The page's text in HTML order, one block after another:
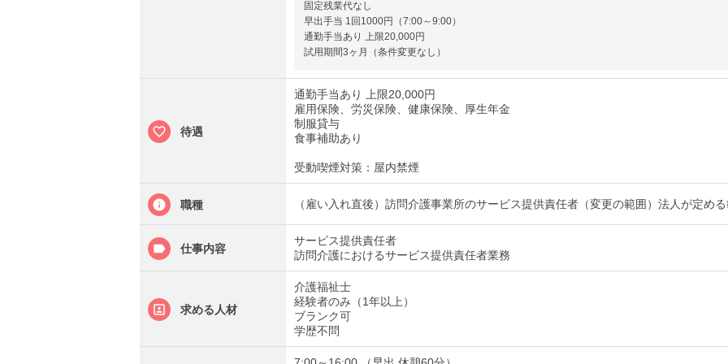
固定残業代なし
早出手当 1回1000円（7:00～9:00）
通勤手当あり 上限20,000円
試用期間3ヶ月（条件変更なし）
待遇
通勤手当あり 上限20,000円
雇用保険、労災保険、健康保険、厚生年金
制服貸与
食事補助あり
受動喫煙対策：屋内禁煙
職種 （雇い入れ直後）訪問介護事業所のサービス提供責任者（変更の範囲）法人が定め
仕事内容
サービス提供責任者
訪問介護におけるサービス提供責任者業務
求める人材
介護福祉士
経験者のみ（1年以上）
ブランク可
学歴不問